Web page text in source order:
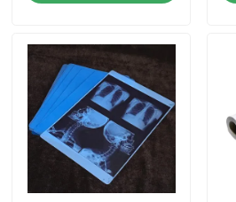
Über uns
Fabrik Tour
Qualitätskontrolle